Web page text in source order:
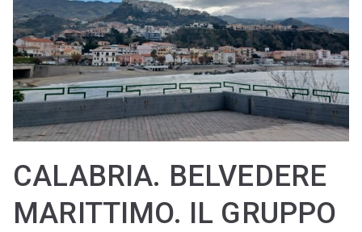
CALABRIA. BELVEDERE
MARITTIMO. IL GRUPPO